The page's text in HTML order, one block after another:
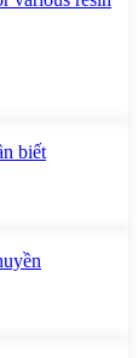
biết